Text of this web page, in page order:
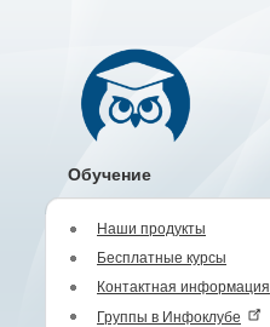
Обучение
Наши продукты
Бесплатные курсы
Контактная информация
Группы в Инфоклубе